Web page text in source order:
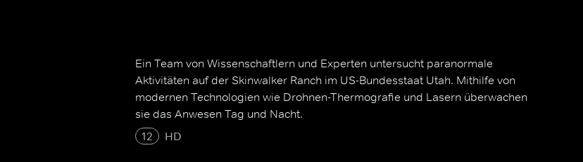
Ein Team von Wissenschaftlern und Experten untersucht paranormale
Aktivitäten auf der Skinwalker Ranch im US-Bundesstaat Utah. Mithilfe von
modernen Technologien wie Drohnen-Thermografie und Lasern überwachen
sie das Anwesen Tag und Nacht.
12
HD